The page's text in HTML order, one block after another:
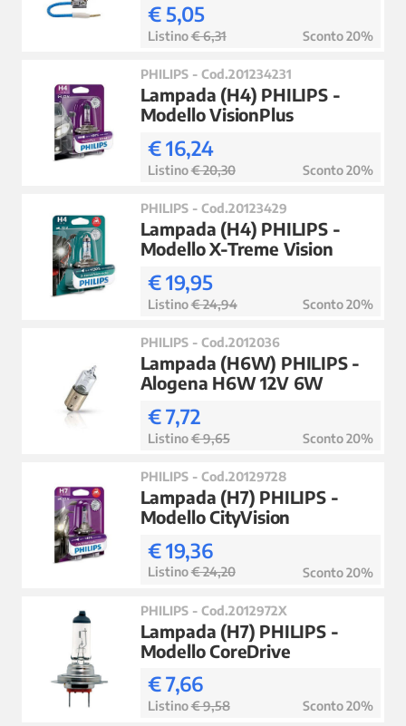
€ 5,05
Listino€ 6,31 Sconto 20%
PHILIPS - Cod.201234231
Lampada (H4) PHILIPS -
Modello VisionPlus
€ 16,24
Listino€ 20,30 Sconto 20%
PHILIPS - Cod.20123429
Lampada (H4) PHILIPS -
Modello X-Treme Vision
€ 19,95
Listino€ 24,94 Sconto 20%
PHILIPS - Cod.2012036
Lampada (H6W) PHILIPS -
Alogena H6W 12V 6W
€ 7,72
Listino€ 9,65 Sconto 20%
PHILIPS - Cod.20129728
Lampada (H7) PHILIPS -
Modello CityVision
€ 19,36
Listino€ 24,20 Sconto 20%
PHILIPS - Cod.2012972X
Lampada (H7) PHILIPS -
Modello CoreDrive
€ 7,66
Listino€ 9,58 Sconto 20%